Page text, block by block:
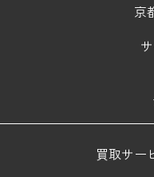
京
買取サー